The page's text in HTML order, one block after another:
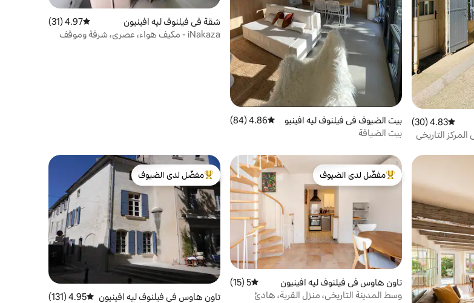
متوسط التقييم 4.83 من 5، 30 مراجعات
4.83 (30)
التاريخي
بيت الضيوف في فيلنوف ليه افينيو
ن
متوسط التقييم 4.86 من 5، 84 مراجعات
4.86 (84)
بيت الضيافة
شقة في فيلنوف ليه افينيون متوسط التقييم 4.97 من 5، 31 مراجعات
4.97 (31)
iNakaza - مكيف هواء، عصري، شرفة وموقف
من أبرز البيوت المفضّلة لدى الضيوف
مفضّل لدى الضيوف
تاون هاوس في فيلنوف ليه افينيون متوسط التقييم 5 من 5، 15 مراجعات
5 (15)
وسط المدينة التاريخي، منزل القرية، هادئ
من أبرز البيوت المفضّلة لدى الضيوف
مفضّل لدى الضيوف
تاون هاوس في فيلنوف ليه افينيون متوسط التقييم 4.95 من 5، 131 مراجعات
4.95 (131)